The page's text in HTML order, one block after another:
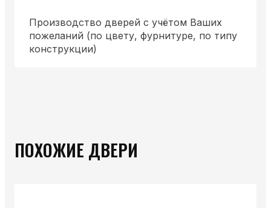
Производство дверей с учётом Ваших
пожеланий (по цвету, фурнитуре, по типу
конструкции)
ПОХОЖИЕ ДВЕРИ